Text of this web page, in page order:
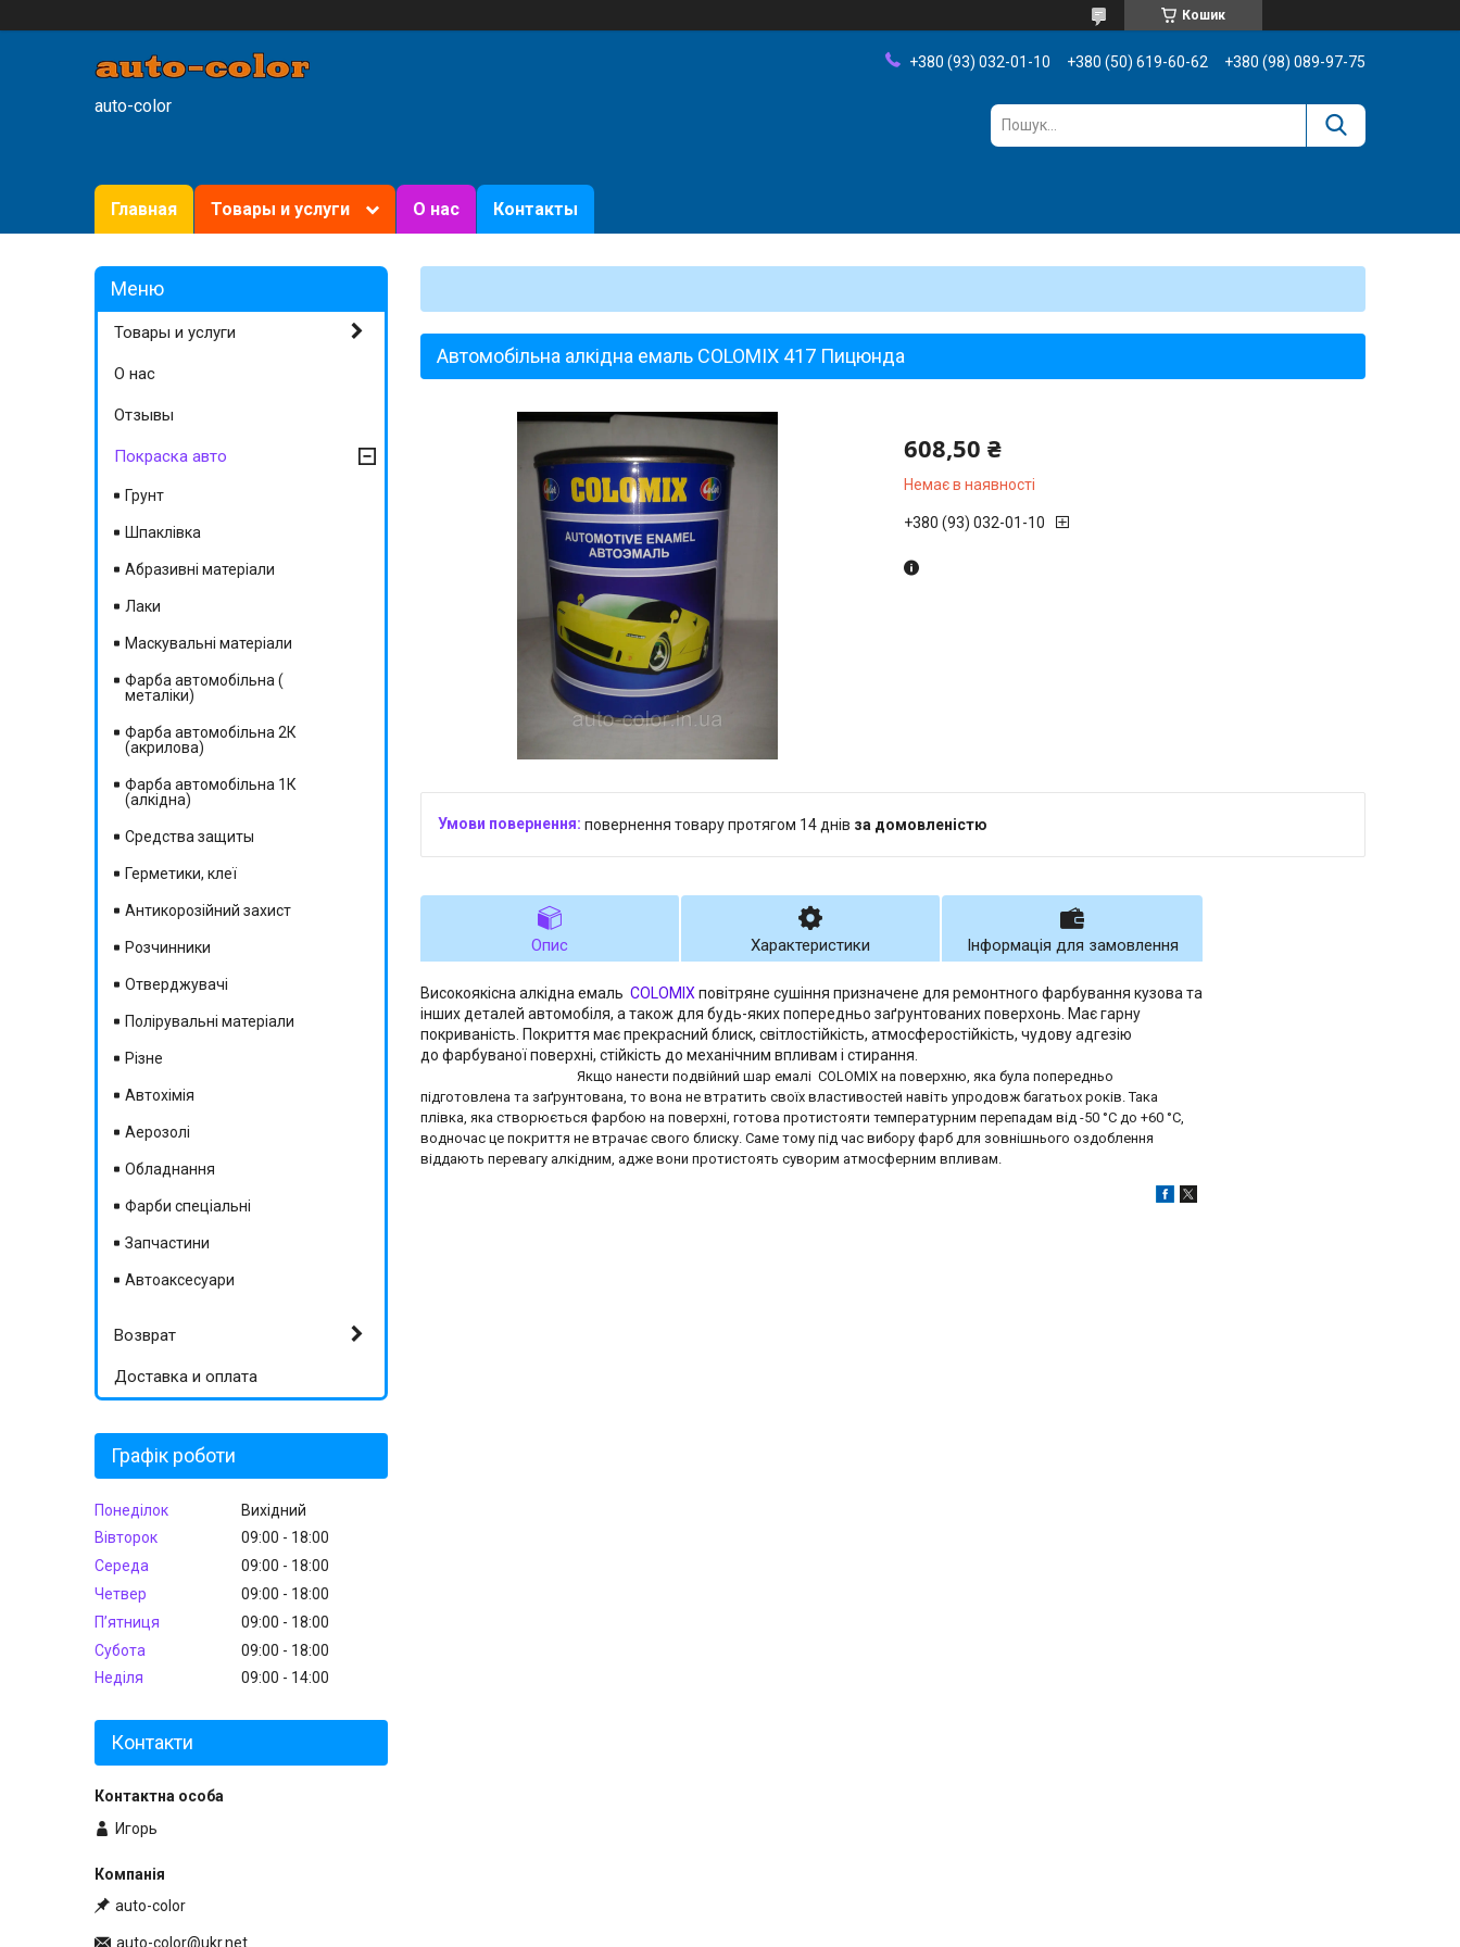
Кошик
auto-color
+380 (93) 032-01-10 +380 (50) 619-60-62 +380 (98) 089-97-75
Главная Товары и услуги О нас Контакты
Автомобільна алкідна емаль COLOMIX 417 Пицюнда
608,50 ₴
Немає в наявності
+380 (93) 032-01-10
повернення товару протягом 14 днів за домовленістю
Опис Характеристики Інформація для замовлення
Високоякісна алкідна емаль COLOMIX повітряне сушіння призначене для ремонтного фарбування кузова та
інших деталей автомобіля, а також для будь-яких попередньо заґрунтованих поверхонь. Має гарну
покриваність. Покриття має прекрасний блиск, світлостійкість, атмосферостійкість, чудову адгезію
до фарбуваної поверхні, стійкість до механічним впливам і стирання.
Якщо нанести подвійний шар емалі COLOMIX на поверхню, яка була попередньо
підготовлена та заґрунтована, то вона не втратить своїх властивостей навіть упродовж багатьох років. Така
плівка, яка створюється фарбою на поверхні, готова протистояти температурним перепадам від -50 °C до +60 °C,
водночас це покриття не втрачає свого блиску. Саме тому під час вибору фарб для зовнішнього оздоблення
віддають перевагу алкідним, адже вони протистоять суворим атмосферним впливам.
Товары и услуги
О нас
Отзывы
Покраска авто
Грунт
Шпаклівка
Абразивні матеріали
Лаки
Маскувальні матеріали
Фарба автомобільна (
металіки)
Фарба автомобільна 2К
(акрилова)
Фарба автомобільна 1К
(алкідна)
Средства защиты
Герметики, клеї
Антикорозійний захист
Розчинники
Отверджувачі
Полірувальні матеріали
Різне
Автохімія
Аерозолі
Обладнання
Фарби спеціальні
Запчастини
Автоаксесуари
Возврат
Доставка и оплата
Графік роботи
Понеділок
Вихідний
Вівторок
09:00
18:00
Середа
09:00
18:00
Четвер
09:00
18:00
Пʼятниця
09:00
18:00
Субота
09:00
18:00
Неділя
09:00 14:00
Контакти
Игорь
auto-color
auto-color@ukr.net